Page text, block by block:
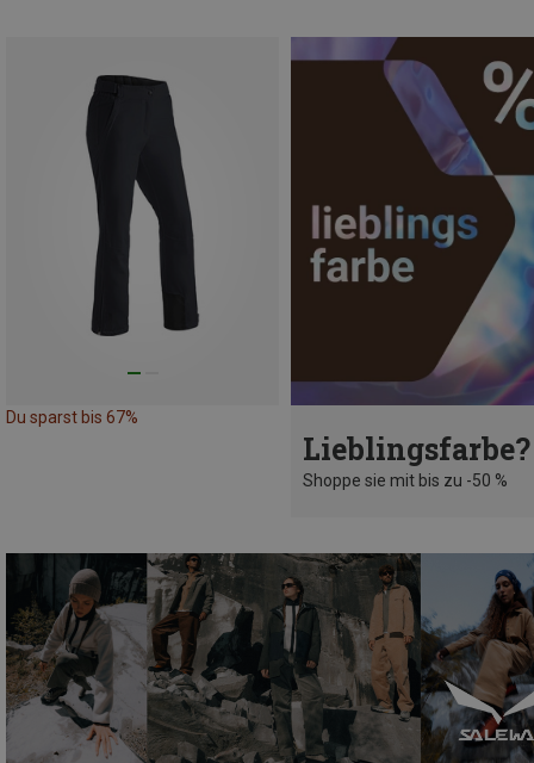
Du sparst bis 67%
Lieblingsfarbe?
Shoppe sie mit bis zu -50 %